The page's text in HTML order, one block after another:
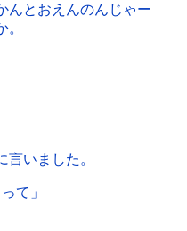
んとおえんのんじゃー
いました。
て」